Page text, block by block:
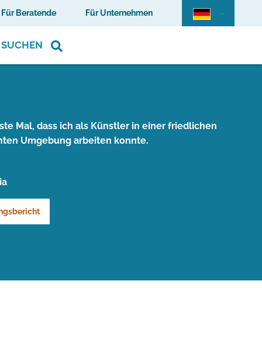
Für Beratende Für Unternehmen
SUCHEN
Mal, dass ich als Künstler in einer friedlichen
Umgebung arbeiten konnte.